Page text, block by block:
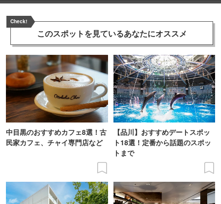
Check!
このスポットを見ているあなたにオススメ
中目黒のおすすめカフェ8選！古
民家カフェ、チャイ専門店など
【品川】おすすめデートスポッ
ト18選！定番から話題のスポッ
トまで